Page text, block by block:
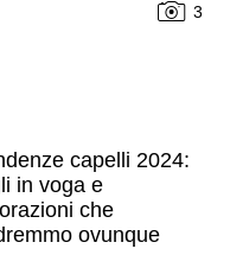
3
capelli 2024:
in voga e
che
ovunque